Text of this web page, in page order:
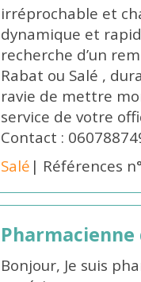
irréprochable et
dynamique et
recherche d’un
Rabat ou Salé ,
ravie de mettre
service de votre
Contact :
Salé | Références
Bonjour, Je suis